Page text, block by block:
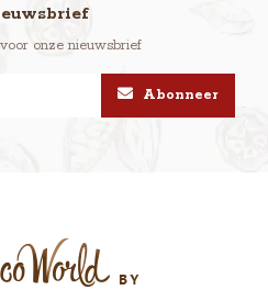
onze nieuwsbrief
Abonneer